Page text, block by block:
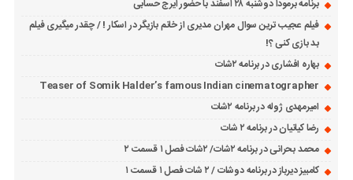
برنامه برمودا دوشنبه ۲۸ اسفند با حضور ایرج حسابی
فیلم عجیب ترین سوال مهران مدیری از خانم بازیگر در اسکار ! / چقدر میگیری فیلم
بد بازی کنی ؟!
بهاره افشاری در برنامه ۲شات
Teaser of Somik Halder’s famous Indian cinematographer
امیرمهدی ژوله در برنامه ۲شات
رضا کیانیان در برنامه ۲ شات
محمد بحرانی در برنامه ۲شات/ ۲شات فصل ۱ قسمت ۲
کامبیز دیرباز در برنامه دوشات / ۲ شات فصل ۱ قسمت ۱